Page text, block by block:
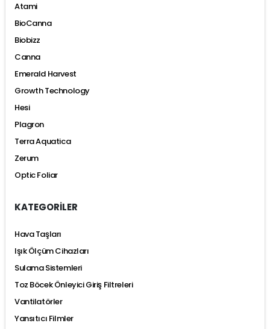
Atami
BioCanna
Biobizz
Canna
Emerald Harvest
Growth Technology
Hesi
Plagron
Terra Aquatica
Zerum
Optic Foliar
KATEGORİLER
Hava Taşları
Işık Ölçüm Cihazları
Sulama Sistemleri
Toz Böcek Önleyici Giriş Filtreleri
Vantilatörler
Yansıtıcı Filmler